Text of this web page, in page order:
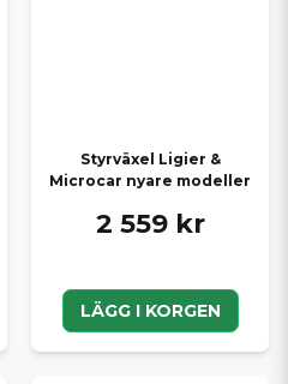
Styrväxel Ligier &
Microcar nyare modeller
2 559 kr
LÄGG I KORGEN